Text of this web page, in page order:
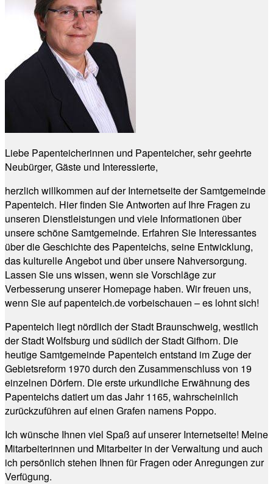
Liebe Papenteicherinnen und Papenteicher, sehr geehrte
Neubürger, Gäste und Interessierte,
herzlich willkommen auf der Internetseite der Samtgemeinde
Papenteich. Hier finden Sie Antworten auf Ihre Fragen zu
unseren Dienstleistungen und viele Informationen über
unsere schöne Samtgemeinde. Erfahren Sie Interessantes
über die Geschichte des Papenteichs, seine Entwicklung,
das kulturelle Angebot und über unsere Nahversorgung.
Lassen Sie uns wissen, wenn sie Vorschläge zur
Verbesserung unserer Homepage haben. Wir freuen uns,
wenn Sie auf papenteich.de vorbeischauen – es lohnt sich!
Papenteich liegt nördlich der Stadt Braunschweig, westlich
der Stadt Wolfsburg und südlich der Stadt Gifhorn. Die
heutige Samtgemeinde Papenteich entstand im Zuge der
Gebietsreform 1970 durch den Zusammenschluss von 19
einzelnen Dörfern. Die erste urkundliche Erwähnung des
Papenteichs datiert um das Jahr 1165, wahrscheinlich
zurückzuführen auf einen Grafen namens Poppo.
Ich wünsche Ihnen viel Spaß auf unserer Internetseite! Meine
Mitarbeiterinnen und Mitarbeiter in der Verwaltung und auch
ich persönlich stehen Ihnen für Fragen oder Anregungen zur
Verfügung.